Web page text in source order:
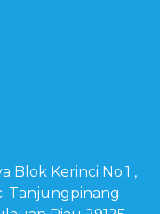
Blok Kerinci No.1 ,
Tanjungpinang